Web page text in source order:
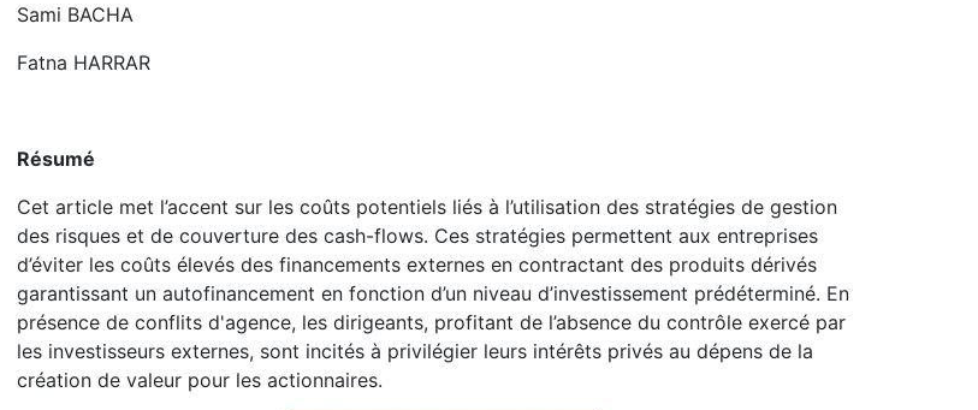
Sami BACHA
Fatna HARRAR
Résumé
Cet article met l’accent sur les coûts potentiels liés à l’utilisation des stratégies de gestion
des risques et de couverture des cash-flows. Ces stratégies permettent aux entreprises
d’éviter les coûts élevés des financements externes en contractant des produits dérivés
garantissant un autofinancement en fonction d’un niveau d’investissement prédéterminé. En
présence de conflits d'agence, les dirigeants, profitant de l’absence du contrôle exercé par
les investisseurs externes, sont incités à privilégier leurs intérêts privés au dépens de la
création de valeur pour les actionnaires.